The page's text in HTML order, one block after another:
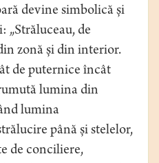
devine simbolică și
de
zonă și din interior.
de puternice încât
lumina din
lumina
până și stelelor,
de conciliere,